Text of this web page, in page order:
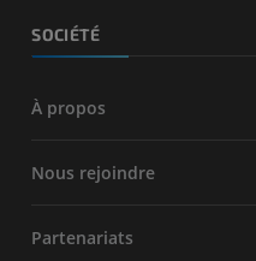
SOCIÉTÉ
À propos
Nous rejoindre
Partenariats